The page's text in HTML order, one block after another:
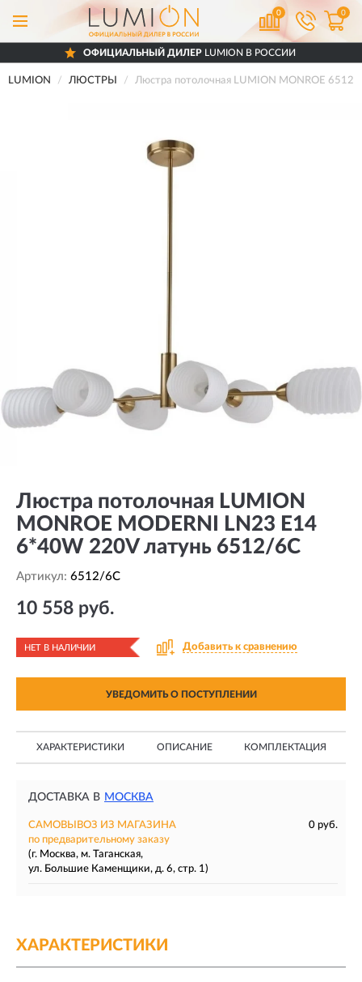
0 0
ОФИЦИАЛЬНЫЙ ДИЛЕР LUMION В РОССИИ
LUMION ЛЮСТРЫ Люстра потолочная LUMION MONROE
Люстра потолочная LUMION
MONROE MODERNI LN23 E14
6*40W 220V латунь 6512/6C
Артикул: 6512/6C
10 558 руб.
НЕТ В НАЛИЧИИ Добавить к сравнению
УВЕДОМИТЬ О ПОСТУПЛЕНИИ
ХАРАКТЕРИСТИКИ ОПИСАНИЕ КОМПЛЕКТАЦИЯ
ДОСТАВКА В МОСКВА
САМОВЫВОЗ ИЗ МАГАЗИНА
0 руб.
по предварительному заказу
(г. Москва, м. Таганская,
ул. Большие Каменщики, д. 6, стр. 1)
ХАРАКТЕРИСТИКИ